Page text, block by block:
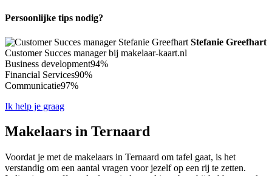
Persoonlijke tips nodig?
Stefanie Greefhart
Customer Succes manager bij makelaar-kaart.nl
Business development94%
Financial Services90%
Communicatie97%
Ik help je graag
Makelaars in Ternaard
Voordat je met de makelaars in Ternaard om tafel gaat, is het
verstandig om een aantal vragen voor jezelf op een rij te zetten.